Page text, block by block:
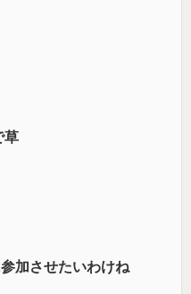
させたいわけね